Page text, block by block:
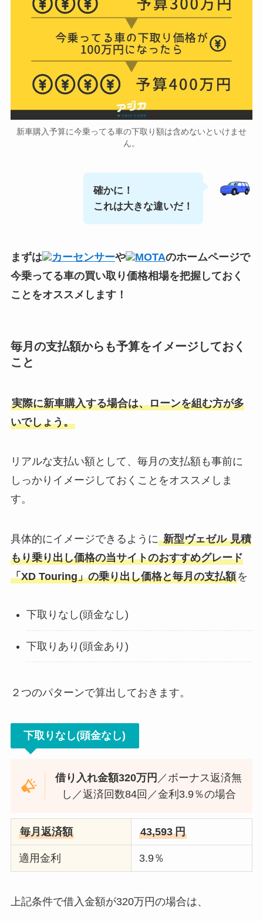
新車購入予算に今乗ってる車の下取り額は含めないといけませ
ん。
確かに！
これは大きな違いだ！
まずは カーセンサーや MOTAのホームページで
今乗ってる車の買い取り価格相場を把握しておく
ことをオススメします！
毎月の支払額からも予算をイメージしておく
こと
実際に新車購入する場合は、ローンを組む方が多
いでしょう。
リアルな支払い額として、毎月の支払額も事前に
しっかりイメージしておくことをオススメしま
す。
具体的にイメージできるように 新型ヴェゼル 見積
もり乗り出し価格の当サイトのおすすめグレード
「XD Touring」の乗り出し価格と毎月の支払額を
下取りなし(頭金なし)
下取りあり(頭金あり)
２つのパターンで算出しておきます。
下取りなし(頭金なし)
借り入れ金額320万円 ／ボーナス返済無
し／返済回数84回／金利3.9％の場合
毎月返済額 43,593 円
適用金利 3.9％
上記条件で借入金額が320万円の場合は、